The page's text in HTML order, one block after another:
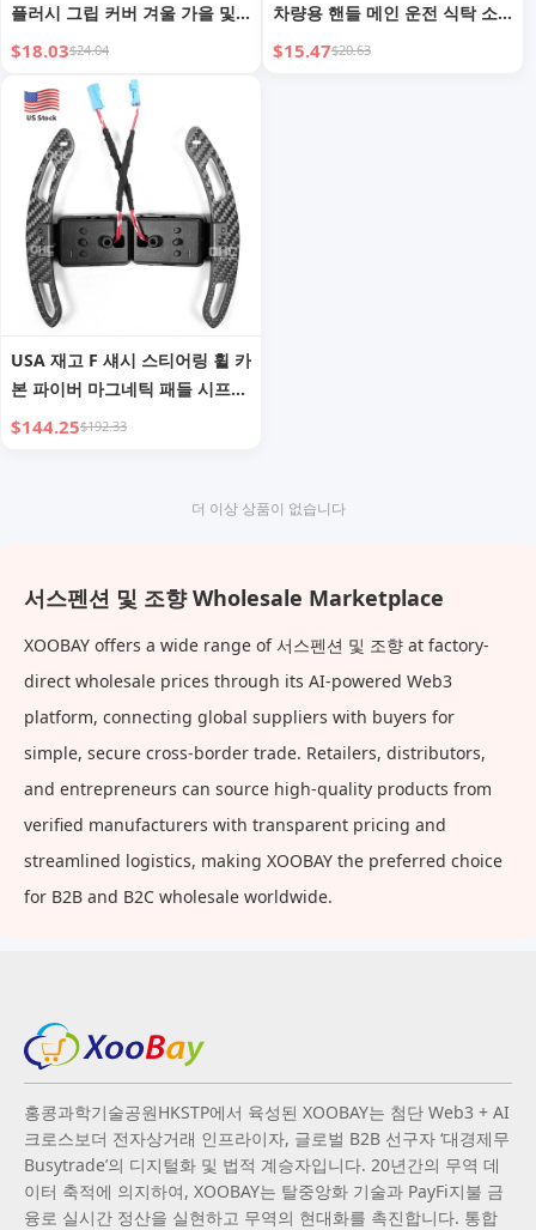
플러시 그립 커버 겨울 가을 및
겨울 난방용 Audi BMW Benz
$18.03$24.04
차량용 핸들 메인 운전 식탁 소
형 테이블 차량용 노트북 브래킷
$15.47$20.63
USA 재고 F 섀시 스티어링 휠 카
본 파이버 마그네틱 패들 시프터
블랙 BMW F30 F80 M4 F82
$144.25$192.33
더 이상 상품이 없습니다
서스펜션 및 조향 Wholesale Marketplace
XOOBAY offers a wide range of 서스펜션 및 조향 at factory-
direct wholesale prices through its AI-powered Web3
platform, connecting global suppliers with buyers for
simple, secure cross-border trade. Retailers, distributors,
and entrepreneurs can source high-quality products from
verified manufacturers with transparent pricing and
streamlined logistics, making XOOBAY the preferred choice
for B2B and B2C wholesale worldwide.
홍콩과학기술공원HKSTP에서 육성된 XOOBAY는 첨단 Web3 + AI
크로스보더 전자상거래 인프라이자, 글로벌 B2B 선구자 ‘대경제무
Busytrade’의 디지털화 및 법적 계승자입니다. 20년간의 무역 데
이터 축적에 의지하여, XOOBAY는 탈중앙화 기술과 PayFi지불 금
융로 실시간 정산을 실현하고 무역의 현대화를 촉진합니다. 통합